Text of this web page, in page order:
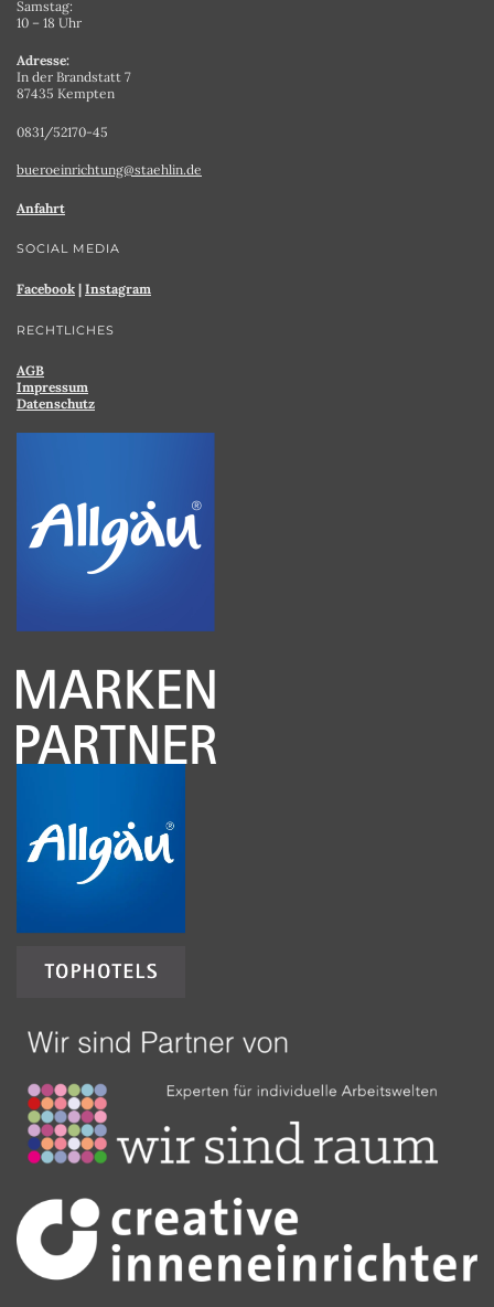
Samstag:
10 – 18 Uhr
Adresse:
In der Brandstatt 7
87435 Kempten
0831/52170-45
bueroeinrichtung@staehlin.de
Anfahrt
SOCIAL MEDIA
Facebook | Instagram
RECHTLICHES
AGB
Impressum
Datenschutz